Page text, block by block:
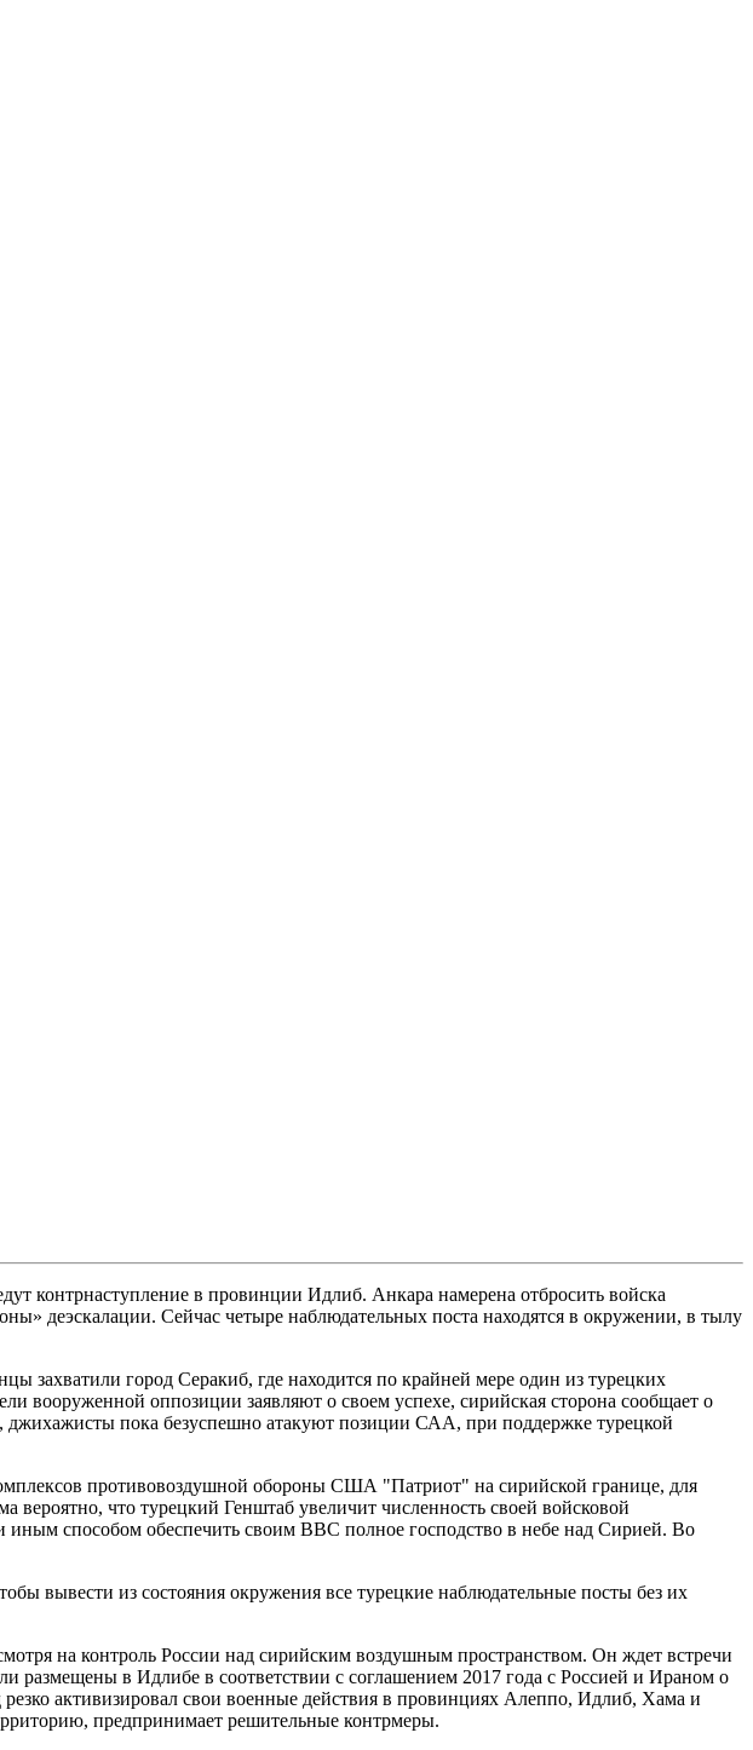
контрнаступление в провинции Идлиб. Анкара намерена отбросить войска
деэскалации. Сейчас четыре наблюдательных поста находятся в окружении, в тылу
захватили город Серакиб, где находится по крайней мере один из турецких
вооруженной оппозиции заявляют о своем успехе, сирийская сторона сообщает о
пока безуспешно атакуют позиции САА, при поддержке турецкой
противовоздушной обороны США "Патриот" на сирийской границе, для
что турецкий Генштаб увеличит численность своей войсковой
способом обеспечить своим ВВС полное господство в небе над Сирией. Во
вывести из состояния окружения все турецкие наблюдательные посты без их
на контроль России над сирийским воздушным пространством. Он ждет встречи
размещены в Идлибе в соответствии с соглашением 2017 года с Россией и Ираном о
активизировал свои военные действия в провинциях Алеппо, Идлиб, Хама и
предпринимает решительные контрмеры.